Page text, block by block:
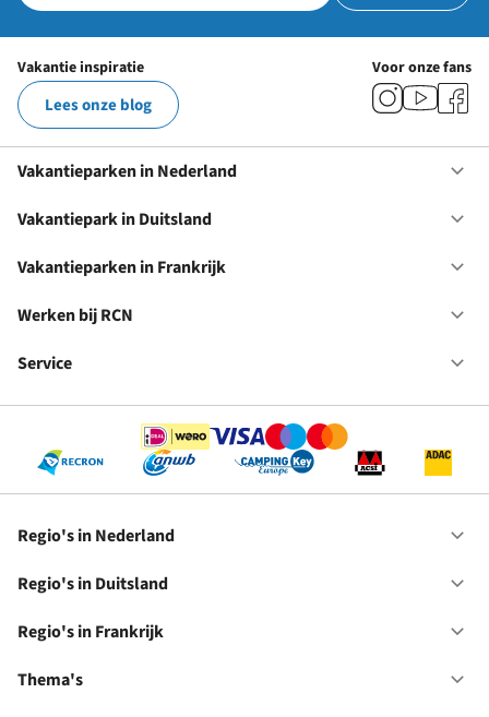
Vakantie inspiratie
Lees onze blog
Voor onze fans
Vakantieparken in Nederland
Vakantiepark in Duitsland
Vakantieparken in Frankrijk
Werken bij RCN
Service
Regio's in Nederland
Regio's in Duitsland
Regio's in Frankrijk
Thema's